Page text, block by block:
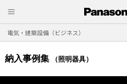
電気・建築設備（ビジネス）
納入事例集 （照明器具）